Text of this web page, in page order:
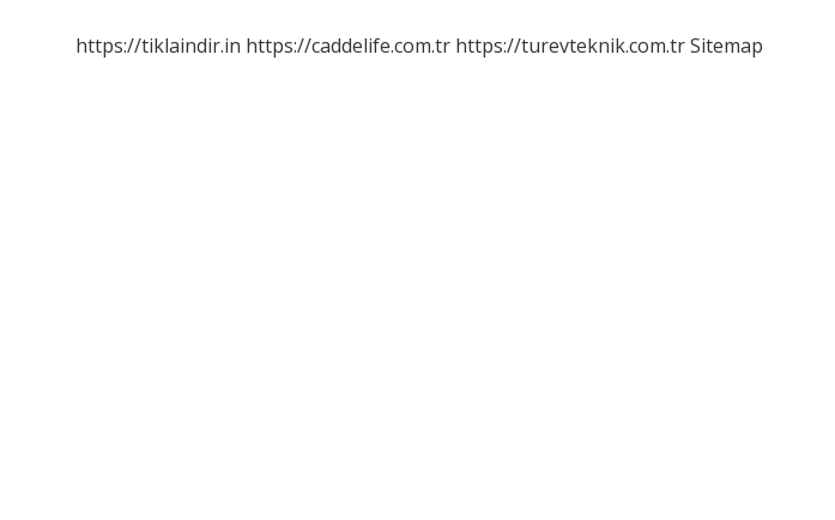
Olmalı
https://tiklaindir.in https://caddelife.com.tr https://turevteknik.com.trSitemap